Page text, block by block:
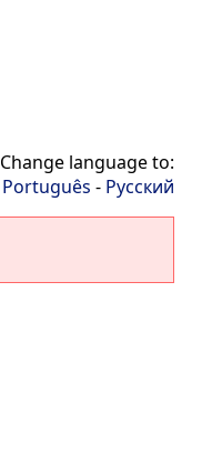
Change language to:
Português - Русский